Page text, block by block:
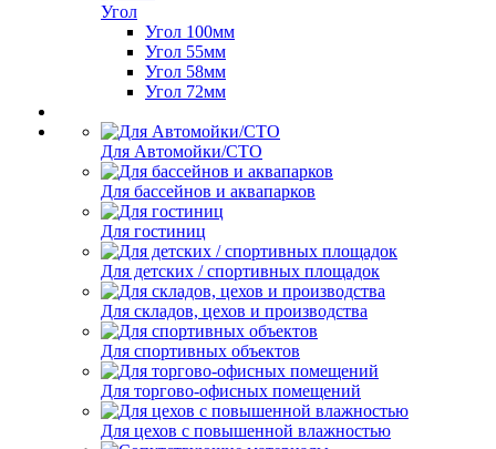
Угол
Угол 100мм
Угол 55мм
Угол 58мм
Угол 72мм
Для Автомойки/СТО
Для бассейнов и аквапарков
Для гостиниц
Для детских / спортивных площадок
Для складов, цехов и производства
Для спортивных объектов
Для торгово-офисных помещений
Для цехов с повышенной влажностью